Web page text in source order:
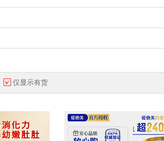
仅显示有货